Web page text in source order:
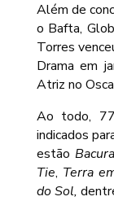
Além de
o Bafta,
Torres
Drama em
Atriz no
Ao todo, 77
indicados
estão
Tie, Terra
do Sol,